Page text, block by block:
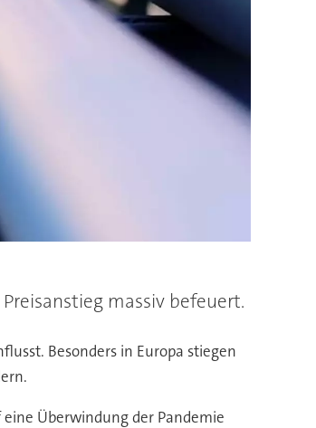
massiv befeuert.
Besonders in Europa stiegen
Überwindung der Pandemie